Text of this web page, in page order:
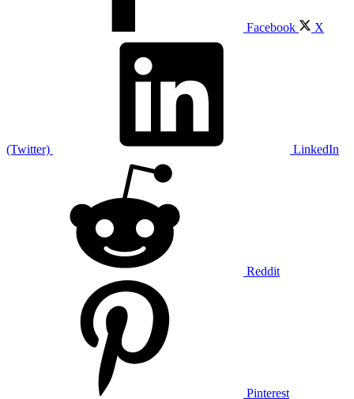
Facebook X
(Twitter) LinkedIn
Reddit
Pinterest